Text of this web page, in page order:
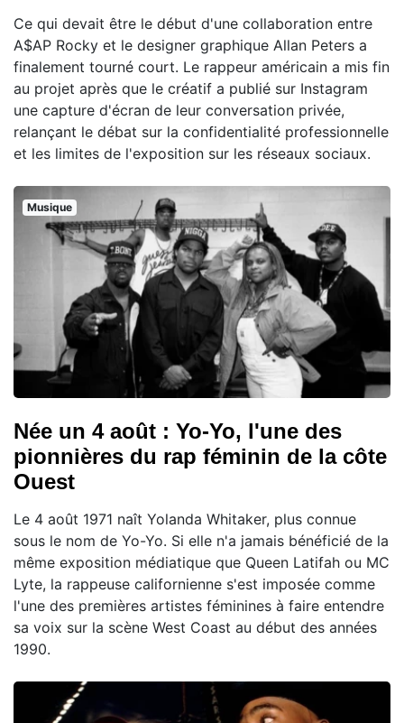
Ce qui devait être le début d'une collaboration entre
A$AP Rocky et le designer graphique Allan Peters a
finalement tourné court. Le rappeur américain a mis fin
au projet après que le créatif a publié sur Instagram
une capture d'écran de leur conversation privée,
relançant le débat sur la confidentialité professionnelle
et les limites de l'exposition sur les réseaux sociaux.
Musique
Née un 4 août : Yo-Yo, l'une des
pionnières du rap féminin de la côte
Ouest
Le 4 août 1971 naît Yolanda Whitaker, plus connue
sous le nom de Yo-Yo. Si elle n'a jamais bénéficié de la
même exposition médiatique que Queen Latifah ou MC
Lyte, la rappeuse californienne s'est imposée comme
l'une des premières artistes féminines à faire entendre
sa voix sur la scène West Coast au début des années
1990.